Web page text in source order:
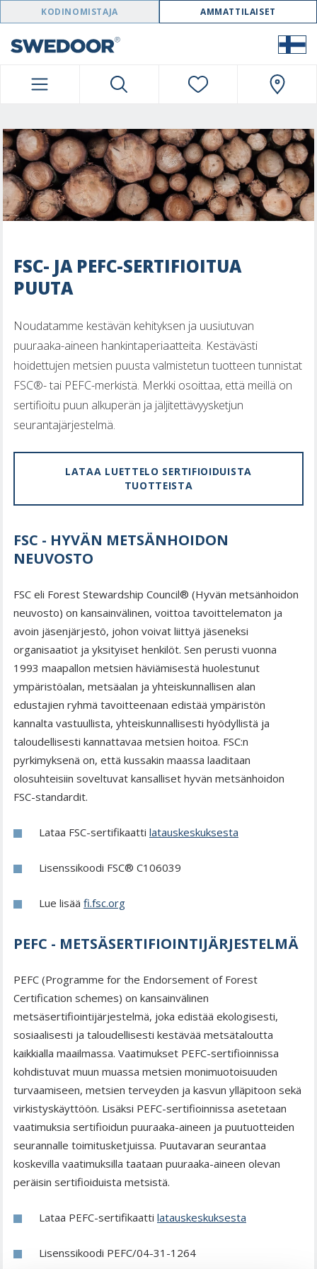
SWEDOOR NAVIGATION
KODINOMISTAJA AMMATTILAISET
FSC- JA PEFC-SERTIFIOITUA
PUUTA
Noudatamme kestävän kehityksen ja uusiutuvan
puuraaka-aineen hankintaperiaatteita. Kestävästi
hoidettujen metsien puusta valmistetun tuotteen tunnistat
FSC®- tai PEFC-merkistä. Merkki osoittaa, että meillä on
sertifioitu puun alkuperän ja jäljitettävyysketjun
seurantajärjestelmä.
LATAA LUETTELO SERTIFIOIDUISTA
TUOTTEISTA
FSC - HYVÄN METSÄNHOIDON
NEUVOSTO
FSC eli Forest Stewardship Council® (Hyvän metsänhoidon
neuvosto) on kansainvälinen, voittoa tavoittelematon ja
avoin jäsenjärjestö, johon voivat liittyä jäseneksi
organisaatiot ja yksityiset henkilöt. Sen perusti vuonna
1993 maapallon metsien häviämisestä huolestunut
ympäristöalan, metsäalan ja yhteiskunnallisen alan
edustajien ryhmä tavoitteenaan edistää ympäristön
kannalta vastuullista, yhteiskunnallisesti hyödyllistä ja
taloudellisesti kannattavaa metsien hoitoa. FSC:n
pyrkimyksenä on, että kussakin maassa laaditaan
olosuhteisiin soveltuvat kansalliset hyvän metsänhoidon
FSC-standardit.
Lataa FSC-sertifikaatti latauskeskuksesta
Lisenssikoodi FSC® C106039
Lue lisää fi.fsc.org
PEFC - METSÄSERTIFIOINTIJÄRJESTELMÄ
PEFC (Programme for the Endorsement of Forest
Certification schemes) on kansainvälinen
metsäsertifiointijärjestelmä, joka edistää ekologisesti,
sosiaalisesti ja taloudellisesti kestävää metsätaloutta
kaikkialla maailmassa. Vaatimukset PEFC-sertifioinnissa
kohdistuvat muun muassa metsien monimuotoisuuden
turvaamiseen, metsien terveyden ja kasvun ylläpitoon sekä
virkistyskäyttöön. Lisäksi PEFC-sertifioinnissa asetetaan
vaatimuksia sertifioidun puuraaka-aineen ja puutuotteiden
seurannalle toimitusketjuissa. Puutavaran seurantaa
koskevilla vaatimuksilla taataan puuraaka-aineen olevan
peräisin sertifioiduista metsistä.
Lataa PEFC-sertifikaatti latauskeskuksesta
Lisenssikoodi PEFC/04-31-1264